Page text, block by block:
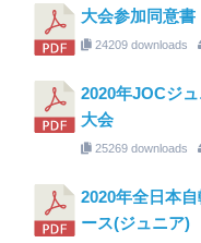
大会参加同意書
24209 downloads
2020年JOCジ
大会
25269 downloads
2020年全日本
ース(ジュニア)